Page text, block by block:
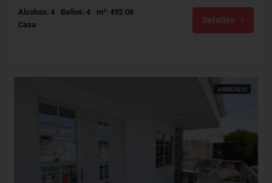
Alcobas: 4 Baños: 4
m²: 492.06
Casa
Detalles
ARRIENDO